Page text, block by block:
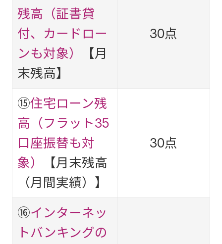
残高（証書貸
付、カードロー
ンも対象）
【月
末残高】
30点
⑮住宅ローン残
高（フラット35
口座振替も対
象）
【月末残高
（月間実績）】
30点
⑯インターネッ
トバンキングの